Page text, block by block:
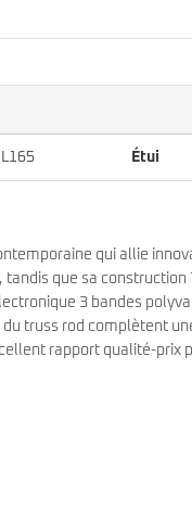
Étui
qui allie
que sa
3 bandes
truss rod complètent
rapport qualité-